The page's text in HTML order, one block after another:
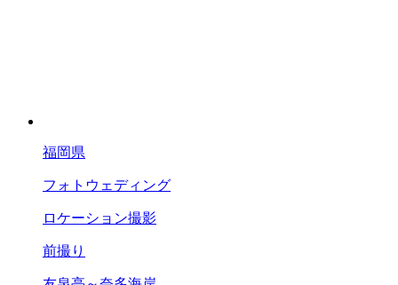
福岡県
フォトウェディング
ロケーション撮影
前撮り